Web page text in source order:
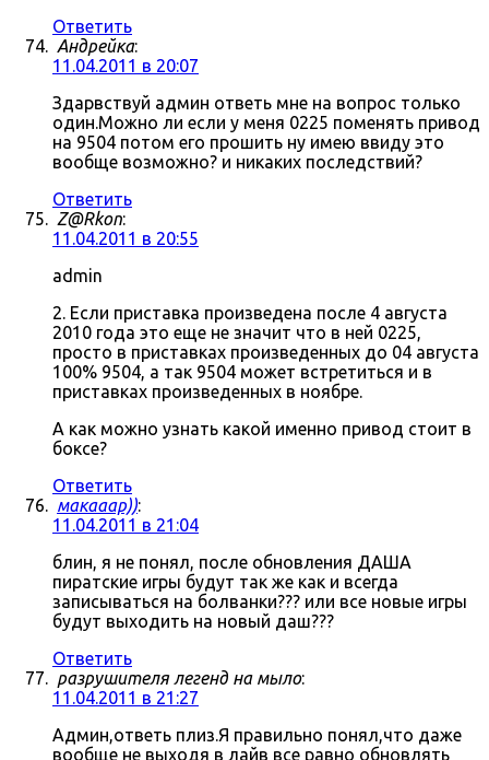
Ответить
Андрейка:
11.04.2011 в 20:07
Здарвствуй админ ответь мне на вопрос только
один.Можно ли если у меня 0225 поменять привод
на 9504 потом его прошить ну имею ввиду это
вообще возможно? и никаких последствий?
Ответить
Z@Rkon:
11.04.2011 в 20:55
admin
2. Если приставка произведена после 4 августа
2010 года это еще не значит что в ней 0225,
просто в приставках произведенных до 04 августа
100% 9504, а так 9504 может встретиться и в
приставках произведенных в ноябре.
А как можно узнать какой именно привод стоит в
боксе?
Ответить
макааар)):
11.04.2011 в 21:04
блин, я не понял, после обновления ДАША
пиратские игры будут так же как и всегда
записываться на болванки??? или все новые игры
будут выходить на новый даш???
Ответить
разрушителя легенд на мыло:
11.04.2011 в 21:27
Админ,ответь плиз.Я правильно понял,что даже
вообще не выходя в лайв все равно обновлять